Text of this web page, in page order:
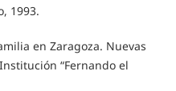
1993.
en Zaragoza. Nuevas
“Fernando el